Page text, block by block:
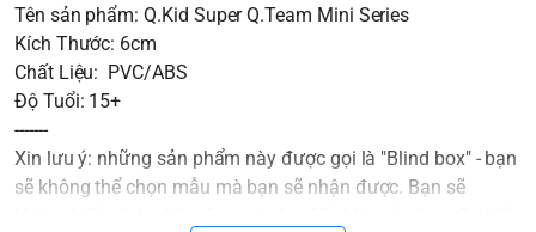
Tên sản phẩm: Q.Kid Super Q.Team Mini Series
Kích Thước: 6cm
Chất Liệu: PVC/ABS
Độ Tuổi: 15+
-------
Xin lưu ý: những sản phẩm này được gọi là "Blind box" - bạn
sẽ không thể chọn mẫu mà bạn sẽ nhận được. Bạn sẽ